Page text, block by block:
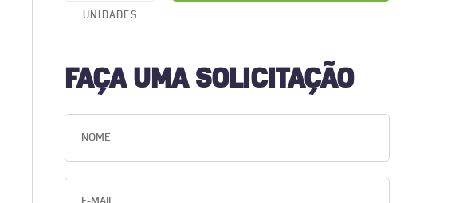
UNIDADES
FAÇA UMA SOLICITAÇÃO